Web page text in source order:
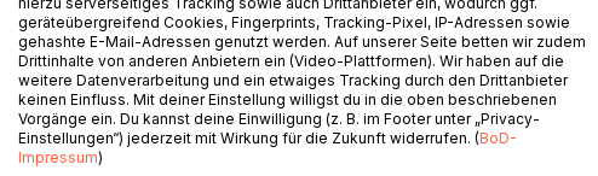
silencio que imponía la nieve, los rugidos broncos de
La villa tenía ya su verdugo.»
WEITERE TITEL BEIBoD
geräteübergreifend Cookies, Fingerprints, Tracking-Pixel, IP-Adressen sowie
gehashte E-Mail-Adressen genutzt werden. Auf unserer Seite betten wir zudem
Drittinhalte von anderen Anbietern ein (Video-Plattformen). Wir haben auf die
weitere Datenverarbeitung und ein etwaiges Tracking durch den Drittanbieter
keinen Einfluss. Mit deiner Einstellung willigst du in die oben beschriebenen
Vorgänge ein. Du kannst deine Einwilligung (z. B. im Footer unter „Privacy-
Einstellungen“) jederzeit mit Wirkung für die Zukunft widerrufen. (BoD-
Impressum)